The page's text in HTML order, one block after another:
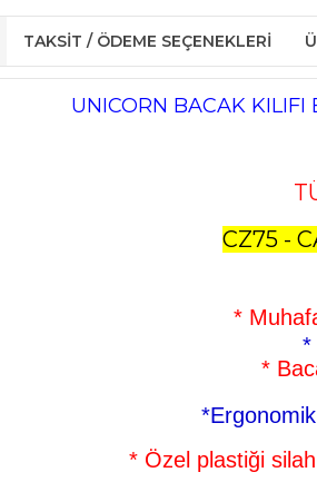
TAKSIT / ÖDEME SEÇENEKLERI
UNICORN BACAK KILIFI
CZ75 -
*
*
*
*Ergonomik
* Özel plastiği